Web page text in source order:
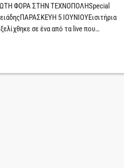
ΦΟΡΑ ΣΤΗΝ ΤΕΧΝΟΠΟΛΗSpecial
5 ΙΟΥΝΙΟΥΕισιτήρια
σε ένα από τα live που
με τον ίδιο τρόπο: νέα